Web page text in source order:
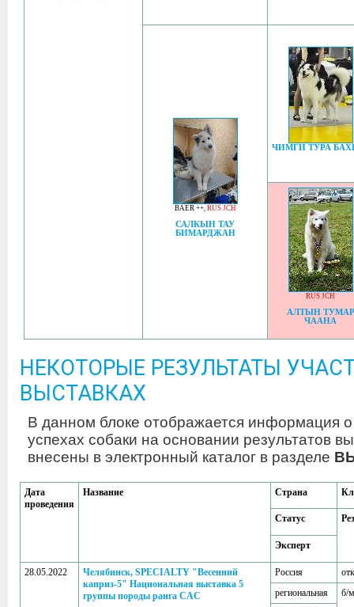
BAER ++, RUS JCH
САЛКЫН ТАУ
БИМАРДЖАН
ЧИМГИ ТУРА
RUS JCH
АЛТЫН ТУМАР
ЧААНА
НЕКОТОРЫЕ РЕЗУЛЬТАТЫ
ВЫСТАВКАХ
В данном блоке отображается информация
успехах собаки на основании результатов
внесены в электронный каталог в разделе
Дата
проведения
Название Страна
Статус
Эксперт
28.05.2022
Челябинск, SPECIALTY "Весенний
каприз-5" Национальная выставка 5
группы породы ранга CAC
Россия
региональная
б/